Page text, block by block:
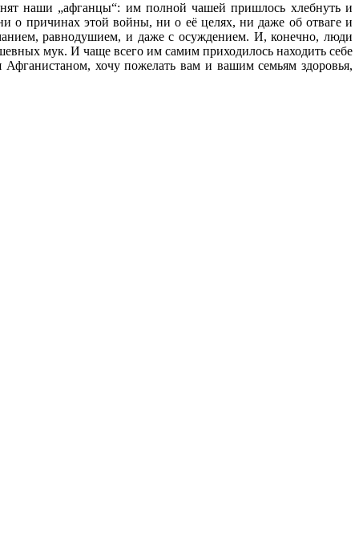
наши „афганцы“: им полной чашей пришлось хлебнуть и
о причинах этой войны, ни о её целях, ни даже об отваге и
равнодушием, и даже с осуждением. И, конечно, люди
мук. И чаще всего им самим приходилось находить себе
хочу пожелать вам и вашим семьям здоровья,